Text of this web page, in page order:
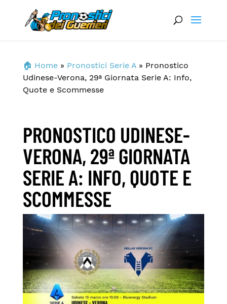
🏠 Home» Pronostici Serie A» Pronostico
Udinese-Verona, 29ª Giornata Serie A: Info,
Quote e Scommesse
PRONOSTICO UDINESE-
VERONA, 29ª GIORNATA
SERIE A: INFO, QUOTE E
SCOMMESSE